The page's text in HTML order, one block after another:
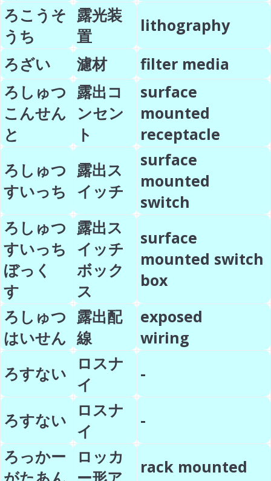
ろこうそ
うち
露光装
置
lithography
ろざい
濾材
filter media
ろしゅつ
こんせん
と
露出コ
ンセン
ト
surface
mounted
receptacle
ろしゅつ
すいっち
露出ス
イッチ
surface
mounted
switch
ろしゅつ
すいっち
ぼっく
す
露出ス
イッチ
ボック
ス
surface
mounted switch
box
ろしゅつ
はいせん
露出配
線
exposed
wiring
ろすない
ロスナ
イ
-
ろすない
ロスナ
イ
-
ろっかー
ロッカ
rack mounted